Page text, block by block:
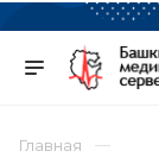
Главная